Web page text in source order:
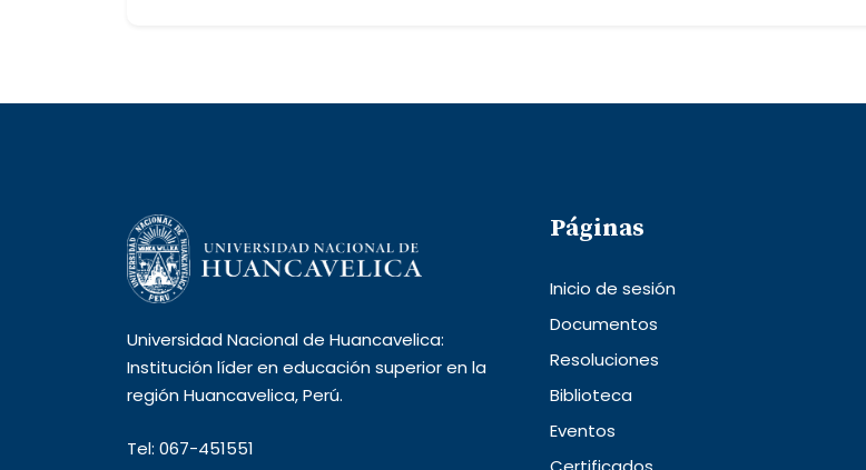
Universidad Nacional de Huancavelica:
Institución líder en educación superior en la
región Huancavelica, Perú.
Tel: 067-451551
Páginas
Inicio de sesión
Documentos
Resoluciones
Biblioteca
Eventos